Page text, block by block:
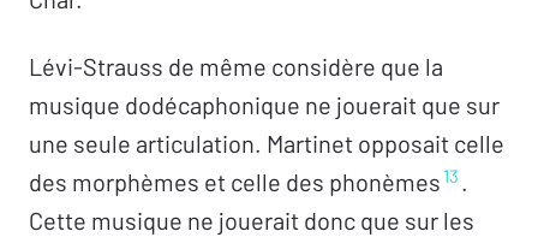
Lévi-Strauss de même considère que la
musique dodécaphonique ne jouerait que sur
une seule articulation. Martinet opposait celle
des morphèmes et celle des phonèmes 13 .
Cette musique ne jouerait donc que sur les